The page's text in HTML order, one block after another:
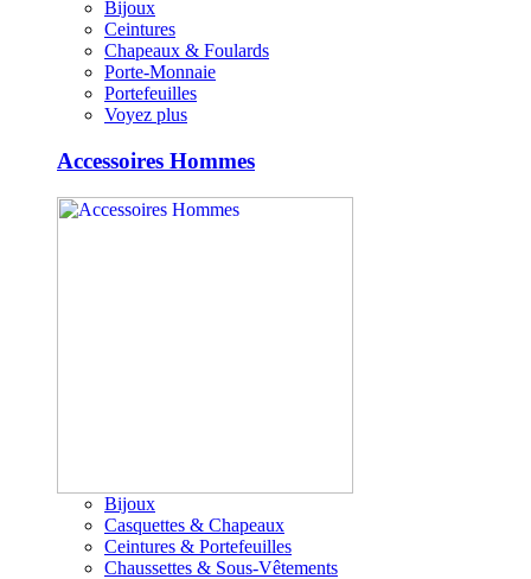
Bijoux
Ceintures
Chapeaux & Foulards
Porte-Monnaie
Portefeuilles
Voyez plus
Accessoires Hommes
Bijoux
Casquettes & Chapeaux
Ceintures & Portefeuilles
Chaussettes & Sous-Vêtements